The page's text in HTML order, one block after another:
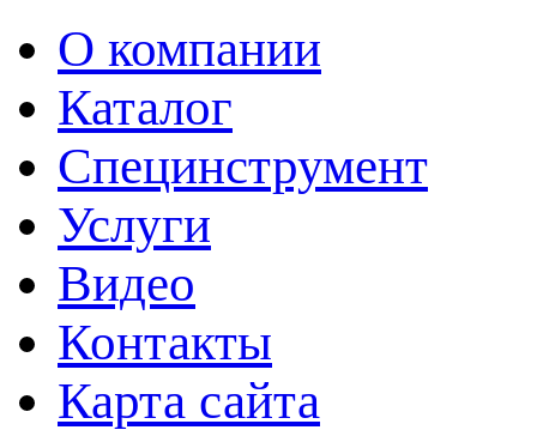
О компании
Каталог
Специнструмент
Услуги
Видео
Контакты
Карта сайта